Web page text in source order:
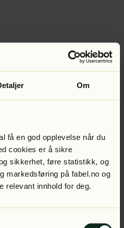
Om
få en god opplevelse når du
cookies er å sikre
sikkerhet, føre statistikk, og
markedsføring på fabel.no og
relevant innhold for deg.